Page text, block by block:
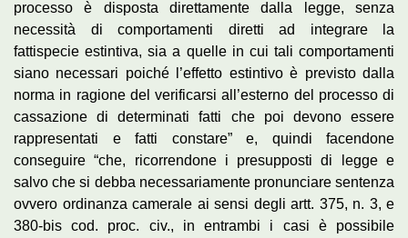
processo è disposta direttamente dalla legge, senza
necessità di comportamenti diretti ad integrare la
fattispecie estintiva, sia a quelle in cui tali comportamenti
siano necessari poiché l’effetto estintivo è previsto dalla
norma in ragione del verificarsi all’esterno del processo di
cassazione di determinati fatti che poi devono essere
rappresentati e fatti constare” e, quindi facendone
conseguire “che, ricorrendone i presupposti di legge e
salvo che si debba necessariamente pronunciare sentenza
ovvero ordinanza camerale ai sensi degli artt. 375, n. 3, e
380-bis cod. proc. civ., in entrambi i casi è possibile